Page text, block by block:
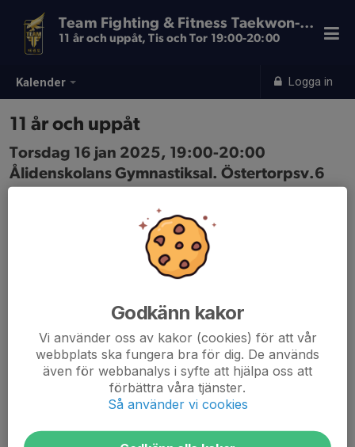
Kalender Logga in
Team Fighting & Fitness Taekwon-Do
11 år och uppåt, Tis och Tor 19:00-20:00
11 år och uppåt
Torsdag 16 jan 2025, 19:00-20:00
Ålidenskolans Gymnastiksal. Östertorpsv.6
Godkänn kakor
Vi använder oss av kakor (cookies) för att vår
webbplats ska fungera bra för dig. De används
även för webbanalys i syfte att hjälpa oss att
förbättra våra tjänster.
Så använder vi cookies